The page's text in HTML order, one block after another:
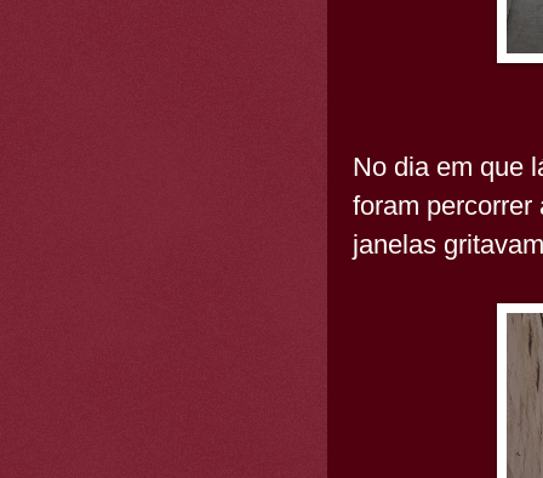
No dia em que
foram percorrer
janelas